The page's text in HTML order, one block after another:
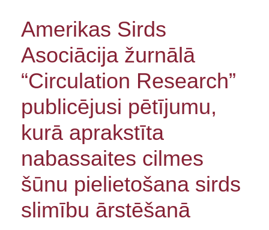
Amerikas Sirds
Asociācija žurnālā
“Circulation Research”
publicējusi pētījumu,
kurā aprakstīta
nabassaites cilmes
šūnu pielietošana sirds
slimību ārstēšanā